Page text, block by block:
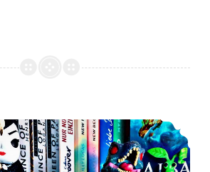
*Mein LeseDezember 2019*